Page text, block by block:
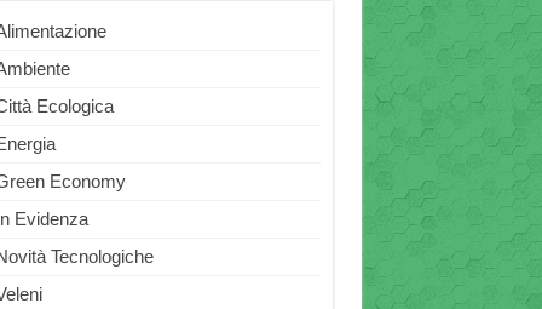
Ecologica
Economy
Evidenza
Tecnologiche